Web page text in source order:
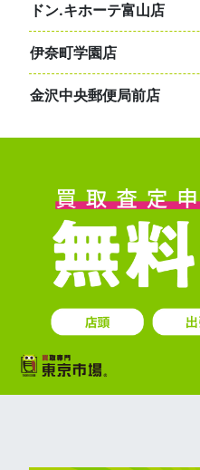
ドン.キホーテ富山店
伊奈町学園店
金沢中央郵便局前店